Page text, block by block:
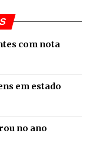
com nota
em estado
no ano